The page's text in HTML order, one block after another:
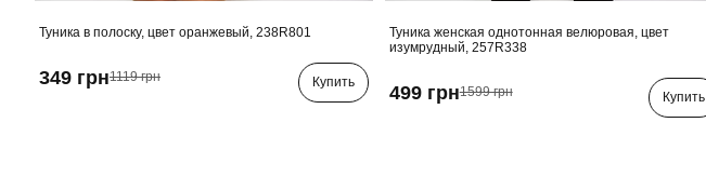
Туника в полоску, цвет оранжевый, 238R801
349 грн1119 грн Купить
Туника женская однотонная велюровая, цвет
изумрудный, 257R338
499 грн1599 грн Купить